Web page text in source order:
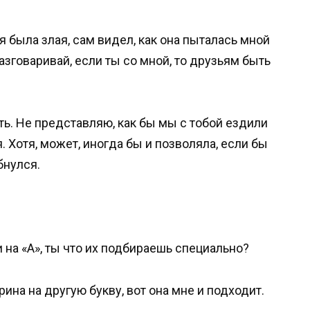
злая, сам видел, как она пыталась мной
если ты со мной, то друзьям быть
Не представляю, как бы мы с тобой ездили
может, иногда бы и позволяла, если бы
«А», ты что их подбираешь специально?
на другую букву, вот она мне и подходит.